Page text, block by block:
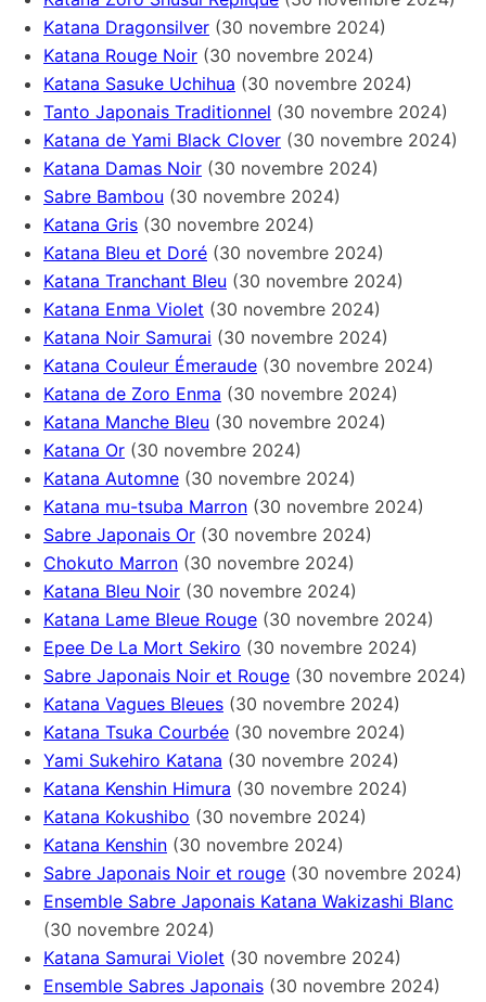
Katana Dragonsilver (30 novembre 2024)
Katana Rouge Noir (30 novembre 2024)
Katana Sasuke Uchihua (30 novembre 2024)
Tanto Japonais Traditionnel (30 novembre 2024)
Katana de Yami Black Clover (30 novembre 2024)
Katana Damas Noir (30 novembre 2024)
Sabre Bambou (30 novembre 2024)
Katana Gris (30 novembre 2024)
Katana Bleu et Doré (30 novembre 2024)
Katana Tranchant Bleu (30 novembre 2024)
Katana Enma Violet (30 novembre 2024)
Katana Noir Samurai (30 novembre 2024)
Katana Couleur Émeraude (30 novembre 2024)
Katana de Zoro Enma (30 novembre 2024)
Katana Manche Bleu (30 novembre 2024)
Katana Or (30 novembre 2024)
Katana Automne (30 novembre 2024)
Katana mu-tsuba Marron (30 novembre 2024)
Sabre Japonais Or (30 novembre 2024)
Chokuto Marron (30 novembre 2024)
Katana Bleu Noir (30 novembre 2024)
Katana Lame Bleue Rouge (30 novembre 2024)
Epee De La Mort Sekiro (30 novembre 2024)
Sabre Japonais Noir et Rouge (30 novembre 2024)
Katana Vagues Bleues (30 novembre 2024)
Katana Tsuka Courbée (30 novembre 2024)
Yami Sukehiro Katana (30 novembre 2024)
Katana Kenshin Himura (30 novembre 2024)
Katana Kokushibo (30 novembre 2024)
Katana Kenshin (30 novembre 2024)
Sabre Japonais Noir et rouge (30 novembre 2024)
Ensemble Sabre Japonais Katana Wakizashi Blanc
(30 novembre 2024)
Katana Samurai Violet (30 novembre 2024)
Ensemble Sabres Japonais (30 novembre 2024)